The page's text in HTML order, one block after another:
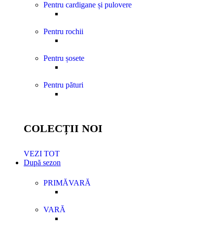
Pentru cardigane și pulovere
Pentru rochii
Pentru șosete
Pentru pături
COLECȚII NOI
VEZI TOT
După sezon
PRIMĂVARĂ
VARĂ